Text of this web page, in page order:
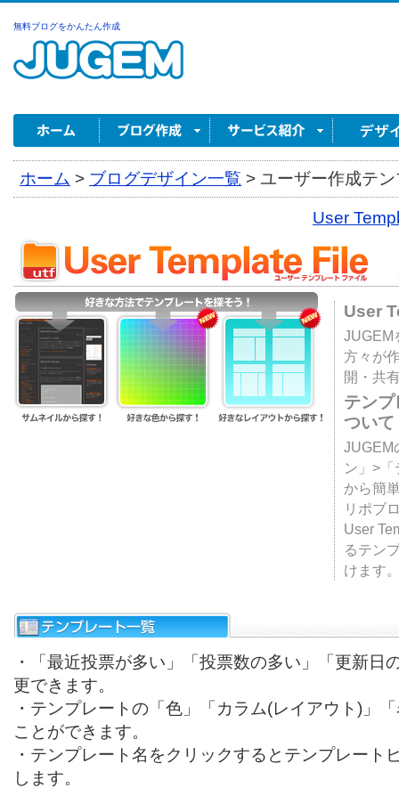
無料ブログをかんたん作成
ホーム > ブログデザイン一覧 > ユーザー作成テ
User
User
JUGEM
方々が
開・共
テン
ついて
JUGEM
ン」>
から簡
リポブ
User
るテン
けます
・「最近投票が多い」「投票数の多い」「更新日
更できます。
・テンプレートの「色」「カラム(レイアウト)」
ことができます。
・テンプレート名をクリックするとテンプレート
します。